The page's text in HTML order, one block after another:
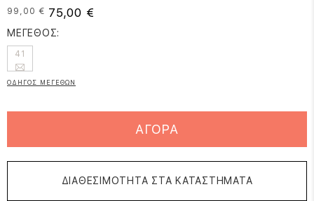
99,00 € 75,00 €
ΜΕΓΕΘΟΣ:
41
ΟΔΗΓΟΣ ΜΕΓΕΘΩΝ
ΑΓΟΡΑ
ΔΙΑΘΕΣΙΜΟΤΗΤΑ ΣΤΑ ΚΑΤΑΣΤΗΜΑΤΑ